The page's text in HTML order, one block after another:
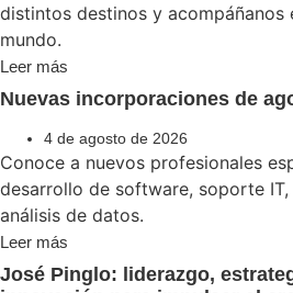
distintos destinos y
mundo.
Leer más
Nuevas incorporaciones de
4 de agosto de 2026
Conoce a nuevos profesionales
desarrollo de software, soporte
análisis de datos.
Leer más
José Pinglo: liderazgo,